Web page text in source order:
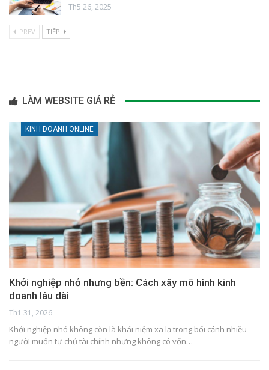
Th5 26, 2025
PREV TIẾP
LÀM WEBSITE GIÁ RẺ
KINH DOANH ONLINE
Khởi nghiệp nhỏ nhưng bền: Cách xây mô hình kinh
doanh lâu dài
Th1 31, 2026
Khởi nghiệp nhỏ không còn là khái niệm xa lạ trong bối cảnh nhiều
người muốn tự chủ tài chính nhưng không có vốn…